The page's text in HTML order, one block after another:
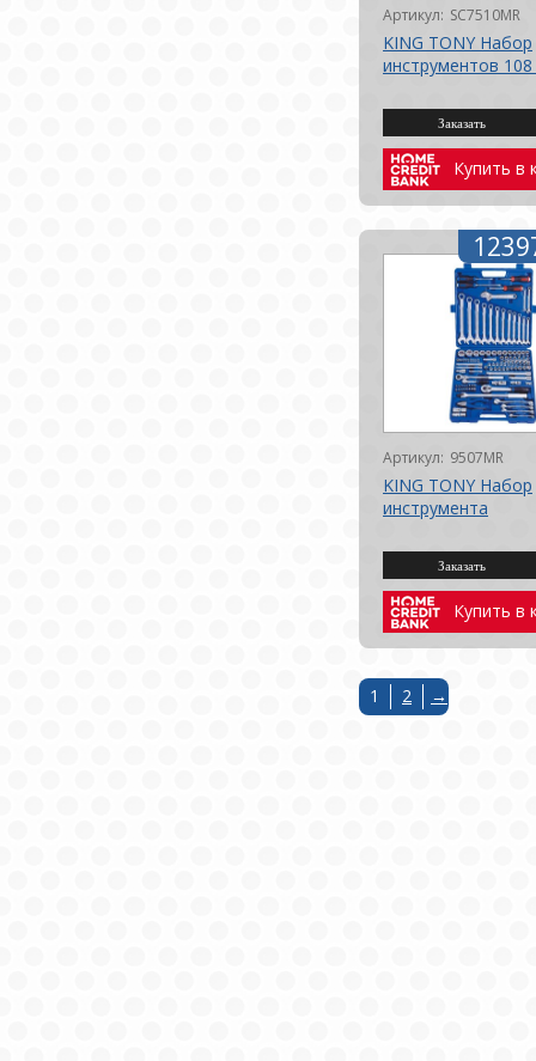
Артикул: SC7510MR
KING TONY Набор
инструментов 108
Купить в
Артикул: 9507MR
KING TONY Набор
инструмента
Купить в
1 2 →